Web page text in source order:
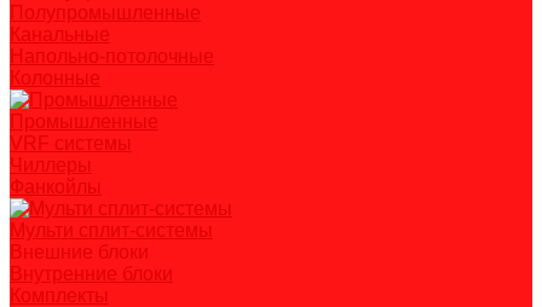
Полупромышленные
Канальные
Напольно-потолочные
Колонные
Промышленные
VRF системы
Чиллеры
Фанкойлы
Мульти сплит-системы
Внешние блоки
Внутренние блоки
Комплекты